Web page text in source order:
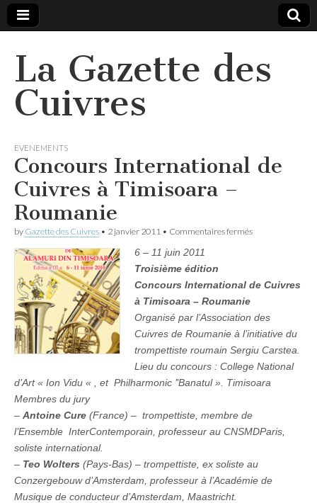
La Gazette des
Cuivres
EVENEMENTS
Concours International de
Cuivres à Timisoara –
Roumanie
by Gazette des Cuivres • 2 janvier 2011 • Commentaires ferméssur
à
Roumanie
6 – 11 juin 2011
Troisième édition
Concours International de Cuivres
à Timisoara – Roumanie
Organisé par l’Association des
Cuivres de Roumanie à l’initiative du
trompettiste roumain Sergiu Carstea.
Lieu du concours : College National
d’Art « Ion Vidu « , et Philharmonic ’’Banatul ». Timisoara
Membres du jury
– Antoine Cure (France) – trompettiste, membre de
l’Ensemble InterContemporain, professeur au CNSMDParis,
soliste international.
– Teo Wolters (Pays-Bas) – trompettiste, ex soliste au
Conzergebouw d’Amsterdam, professeur à l’Académie de
Musique de conducteur d’Amsterdam, Maastricht.